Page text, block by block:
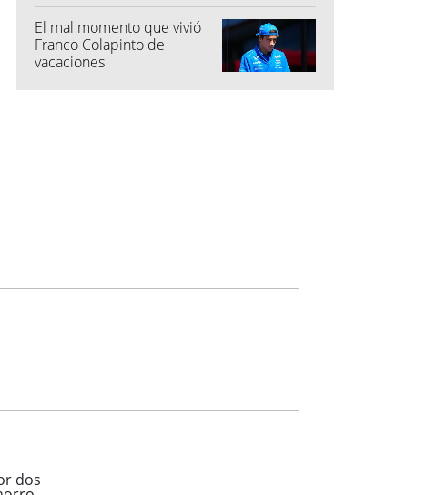
El mal momento que vivió
Franco Colapinto de
vacaciones